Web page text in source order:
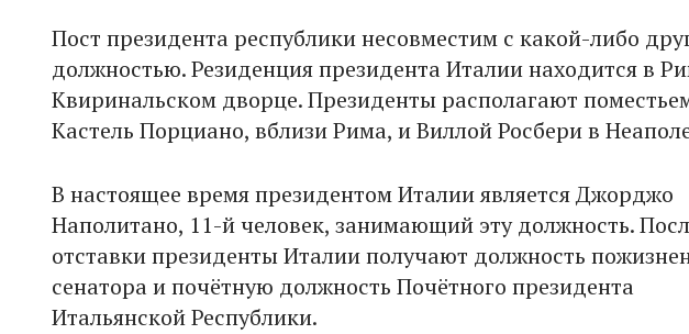
Пост президента республики несовместим с какой-либо
должностью. Резиденция президента Италии находится в
Квиринальском дворце. Президенты располагают
Кастель Порциано, вблизи Рима, и Виллой Росбери в
В настоящее время президентом Италии является Джорджо
Наполитано, 11-й человек, занимающий эту должность.
отставки президенты Италии получают должность
сенатора и почётную должность Почётного президента
Итальянской Республики.